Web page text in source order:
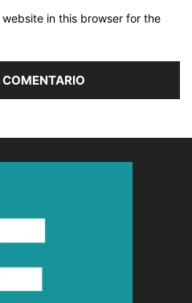
in this browser for the